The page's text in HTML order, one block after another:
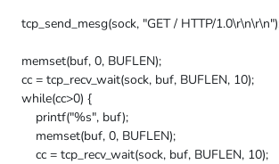
tcp_send_mesg(sock, "GET / HTTP/
memset(buf, 0, BUFLEN);
cc = tcp_recv_wait(sock, buf, BUFLEN, 10);
while(cc>0) {
printf("%s", buf);
memset(buf, 0, BUFLEN);
cc = tcp_recv_wait(sock, buf, BUFLEN, 10);